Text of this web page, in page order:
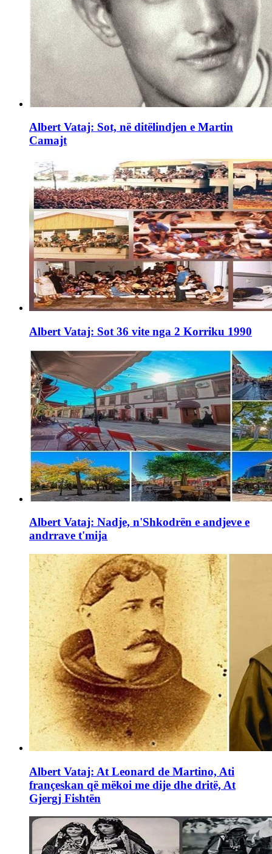
Albert Vataj: Sot, në ditëlindjen e Martin
Camajt
Albert Vataj: Sot 36 vite nga 2 Korriku 1990
Albert Vataj: Nadje, n'Shkodrën e andjeve e
andrrave t'mija
Albert Vataj: At Leonard de Martino, Ati
françeskan që mëkoi me dije dhe dritë, At
Gjergj Fishtën